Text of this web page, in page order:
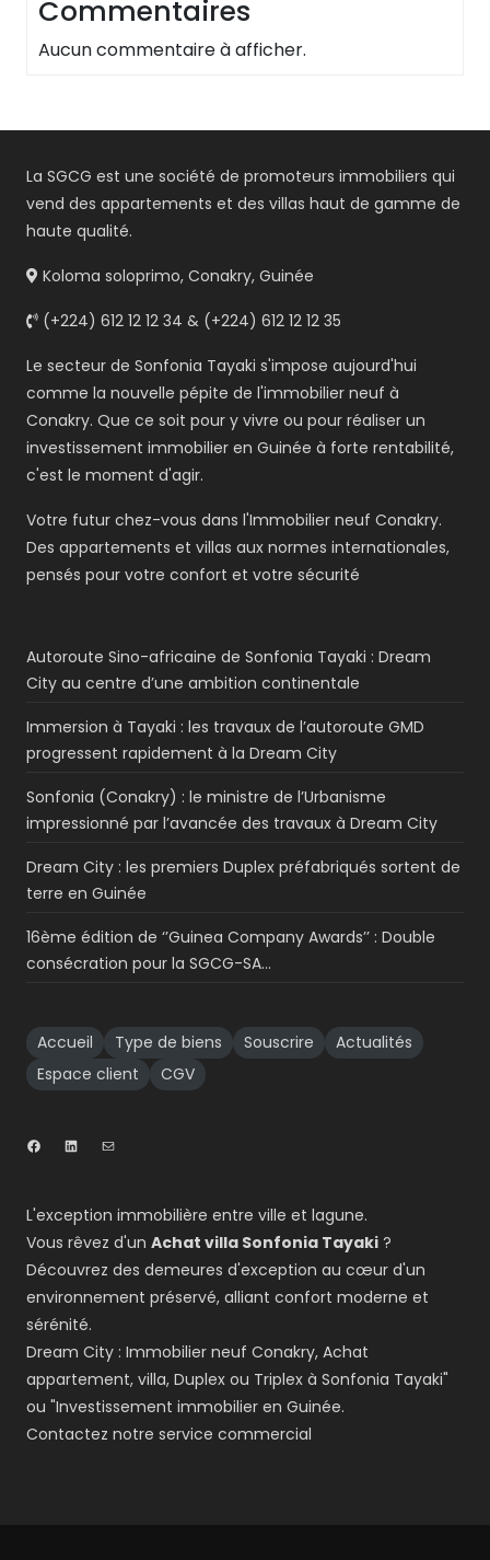
Commentaires
Aucun commentaire à afficher.
La SGCG est une société de promoteurs immobiliers qui
vend des appartements et des villas haut de gamme de
haute qualité.
Koloma soloprimo, Conakry, Guinée
(+224) 612 12 12 34 & (+224) 612 12 12 35
Le secteur de Sonfonia Tayaki s'impose aujourd'hui
comme la nouvelle pépite de l'immobilier neuf à
Conakry. Que ce soit pour y vivre ou pour réaliser un
investissement immobilier en Guinée à forte rentabilité,
c'est le moment d'agir.
Votre futur chez-vous dans l'Immobilier neuf Conakry.
Des appartements et villas aux normes internationales,
pensés pour votre confort et votre sécurité
Autoroute Sino-africaine de Sonfonia Tayaki : Dream
City au centre d’une ambition continentale
Immersion à Tayaki : les travaux de l’autoroute GMD
progressent rapidement à la Dream City
Sonfonia (Conakry) : le ministre de l’Urbanisme
impressionné par l’avancée des travaux à Dream City
Dream City : les premiers Duplex préfabriqués sortent de
terre en Guinée
16ème édition de ‘’Guinea Company Awards’’ : Double
consécration pour la SGCG-SA…
Accueil Type de biens Souscrire
Actualités
Espace client
CGV
L'exception immobilière entre ville et lagune.
Vous rêvez d'un Achat villa Sonfonia Tayaki ?
Découvrez des demeures d'exception au cœur d'un
environnement préservé, alliant confort moderne et
sérénité.
Dream City : Immobilier neuf Conakry, Achat
appartement, villa, Duplex ou Triplex à Sonfonia Tayaki"
ou "Investissement immobilier en Guinée.
Contactez notre service commercial